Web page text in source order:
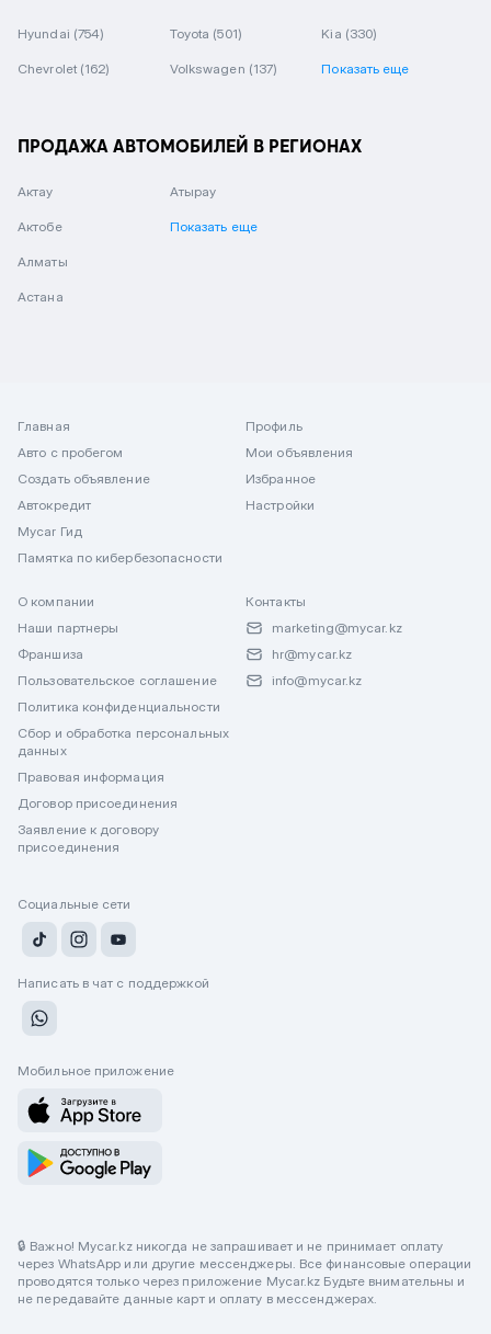
Hyundai (754) Toyota (501) Kia (330)
Chevrolet (162) Volkswagen (137) Показать еще
ПРОДАЖА АВТОМОБИЛЕЙ В РЕГИОНАХ
Актау
Актобе
Алматы
Астана
Атырау
Показать еще
Главная
Авто с пробегом
Создать объявление
Автокредит
Mycar Гид
Памятка по кибербезопасности
Профиль
Мои объявления
Избранное
Настройки
О компании
Наши партнеры
Франшиза
Пользовательское соглашение
Политика конфиденциальности
Сбор и обработка персональных
данных
Правовая информация
Договор присоединения
Заявление к договору
присоединения
Контакты
marketing@mycar.kz
hr@mycar.kz
info@mycar.kz
Социальные сети
Написать в чат с поддержкой
Мобильное приложение
🔒 Важно! Mycar.kz никогда не запрашивает и не принимает оплату
через WhatsApp или другие мессенджеры. Все финансовые операции
проводятся только через приложение Mycar.kz Будьте внимательны и
не передавайте данные карт и оплату в мессенджерах.